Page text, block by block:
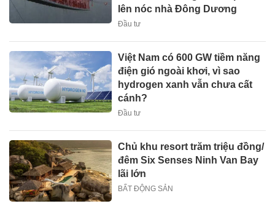
lên nóc nhà Đông Dương
Đầu tư
Việt Nam có 600 GW tiềm năng
điện gió ngoài khơi, vì sao
hydrogen xanh vẫn chưa cất
cánh?
Đầu tư
Chủ khu resort trăm triệu đồng/
đêm Six Senses Ninh Van Bay
lãi lớn
BẤT ĐỘNG SẢN